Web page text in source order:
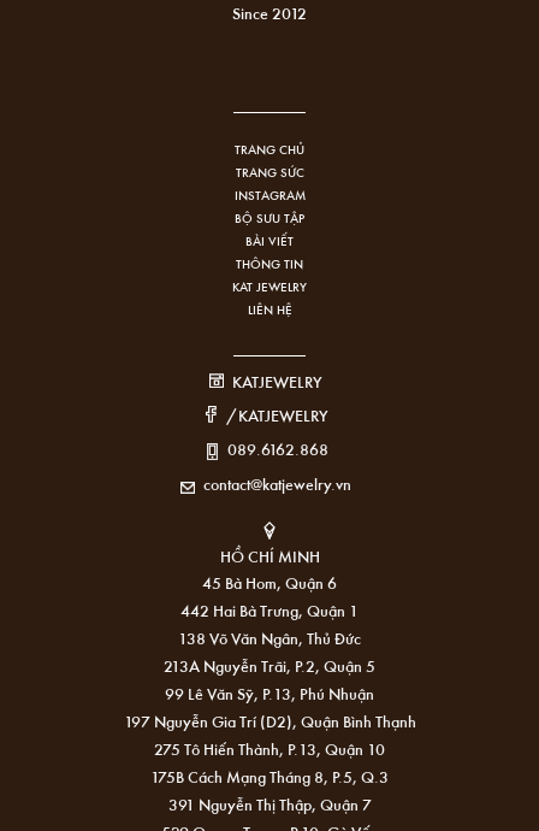
Since 2012
TRANG CHỦ
TRANG SỨC
INSTAGRAM
BỘ SƯU TẬP
BÀI VIẾT
THÔNG TIN
KAT JEWELRY
LIÊN HỆ
KATJEWELRY
/KATJEWELRY
089.6162.868
contact@katjewelry.vn
HỒ CHÍ MINH
45 Bà Hom, Quận 6
442 Hai Bà Trưng, Quận 1
138 Võ Văn Ngân, Thủ Đức
213A Nguyễn Trãi, P.2, Quận 5
99 Lê Văn Sỹ, P.13, Phú Nhuận
197 Nguyễn Gia Trí (D2), Quận Bình Thạnh
275 Tô Hiến Thành, P.13, Quận 10
175B Cách Mạng Tháng 8, P.5, Q.3
391 Nguyễn Thị Thập, Quận 7